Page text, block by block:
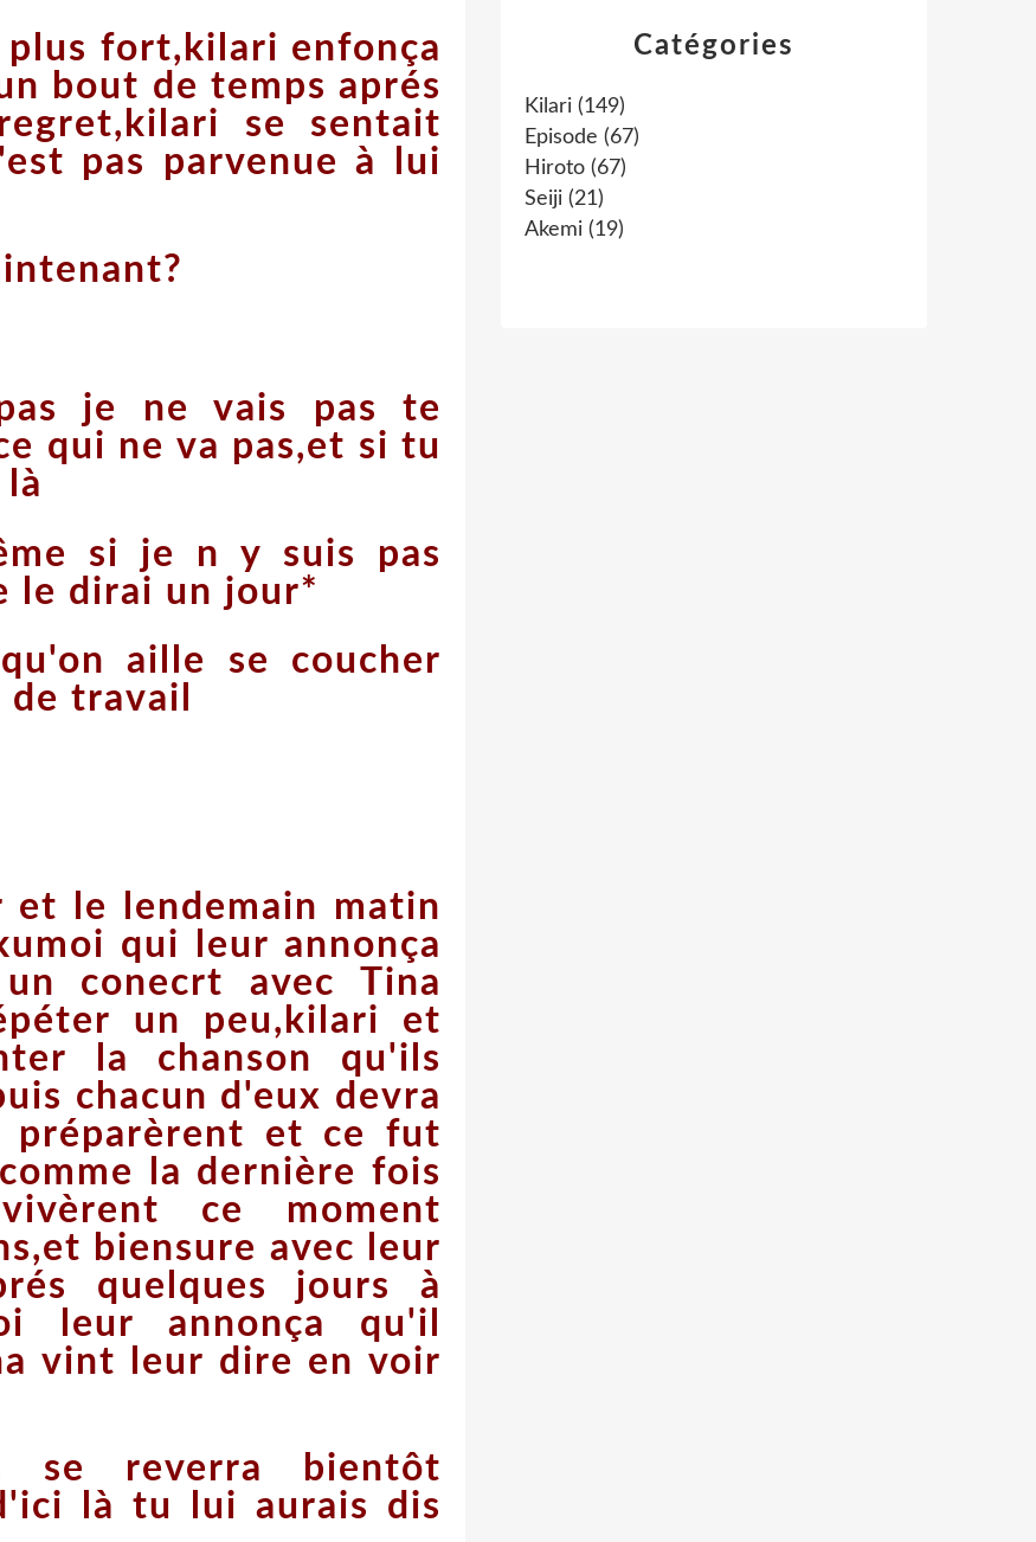
fort,kilari enfonça
bout de temps aprés
se sentait
pas parvenue à lui
je ne vais pas te
qui ne va pas,et si tu
si je n y suis pas
le dirai un jour*
aille se coucher
travail
et le lendemain matin
qui leur annonça
conecrt avec Tina
un peu,kilari et
la chanson qu'ils
chacun d'eux devra
préparèrent et ce fut
la dernière fois
ce moment
biensure avec leur
quelques jours à
leur annonça qu'il
vint leur dire en voir
se reverra bientôt
là tu lui aurais dis
Catégories
Kilari (149)
Episode (67)
Hiroto (67)
Seiji (21)
Akemi (19)